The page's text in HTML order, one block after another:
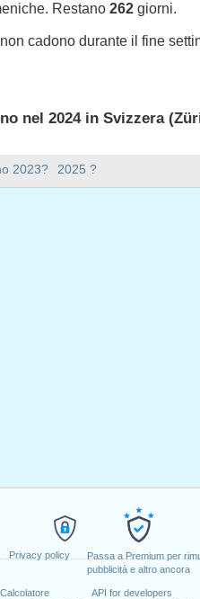
Privacy policy
Passa a Premium per
pubblicità e altro ancora
Calcolatore
API for developers
2023? 2025 ?
Restano 262 giorni.
cadono durante il fine
nel 2024 in Svizzera
maggio, 2024
1 agosto, 2024
2024